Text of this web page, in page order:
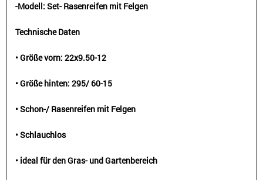
-Modell: Set- Rasenreifen mit Felgen
Technische Daten
• Größe vorn: 22x9.50-12
•Größe hinten: 295/ 60-15
• Schon-/ Rasenreifen mit Felgen
• Schlauchlos
• ideal für den Gras- und Gartenbereich